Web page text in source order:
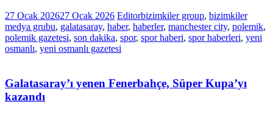
27 Ocak 202627 Ocak 2026 Editorbizimkiler group, bizimkiler
medya grubu, galatasaray, haber, haberler, manchester city, polemik,
polemik gazetesi, son dakika, spor, spor haberi, spor haberleri, yeni
osmanlı, yeni osmanlı gazetesi
Galatasaray’ı yenen Fenerbahçe, Süper Kupa’yı
kazandı